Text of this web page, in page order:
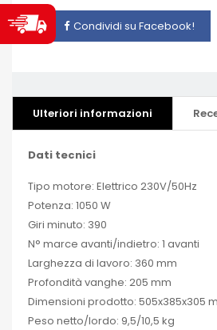
Condividi su Facebook!
Ulteriori informazioni
Dati tecnici
Tipo motore: Elettrico 230V/50Hz
Potenza: 1050 W
Giri minuto: 390
N° marce avanti/indietro: 1 avanti
Larghezza di lavoro: 360 mm
Profondità vanghe: 205 mm
Dimensioni prodotto: 505x385x305
Peso netto/lordo: 9,5/10,5 kg